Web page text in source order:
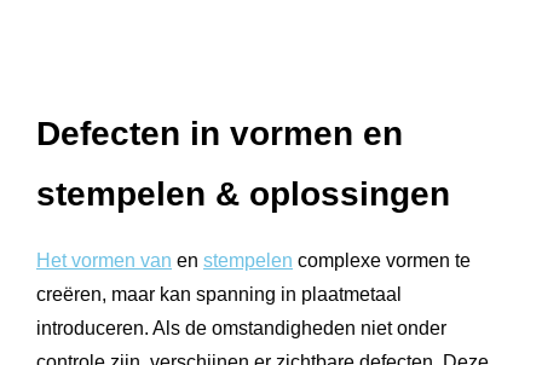
Defecten in vormen en
stempelen & oplossingen
Het vormen van en stempelen complexe vormen te
creëren, maar kan spanning in plaatmetaal
introduceren. Als de omstandigheden niet onder